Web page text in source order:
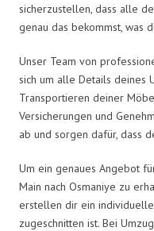
sicherzustellen, dass alle
genau das bekommst, was
Unser Team von
sich um alle Details deines
Transportieren deiner
Versicherungen und
ab und sorgen dafür, dass
Um ein genaues Angebot
Main nach Osmaniye zu
erstellen dir ein
zugeschnitten ist. Bei